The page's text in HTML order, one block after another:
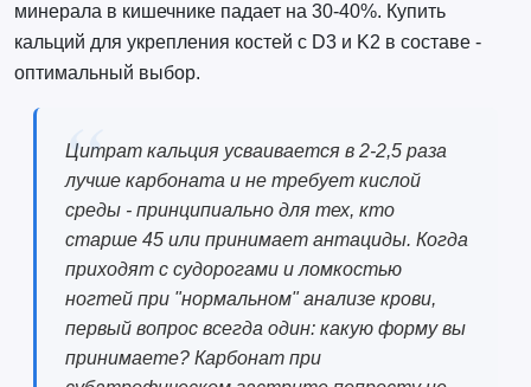
минерала в кишечнике падает на 30-40%. Купить
кальций для укрепления костей с D3 и K2 в составе -
оптимальный выбор.
Цитрат кальция усваивается в 2-2,5 раза
лучше карбоната и не требует кислой
среды - принципиально для тех, кто
старше 45 или принимает антациды. Когда
приходят с судорогами и ломкостью
ногтей при "нормальном" анализе крови,
первый вопрос всегда один: какую форму вы
принимаете? Карбонат при